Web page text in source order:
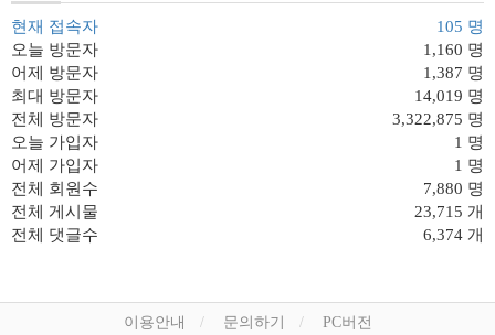
현재 접속자
105 명
오늘 방문자
1,160 명
어제 방문자
1,387 명
최대 방문자
14,019 명
전체 방문자
3,322,875 명
오늘 가입자
1 명
어제 가입자
1 명
전체 회원수
7,880 명
전체 게시물
23,715 개
전체 댓글수
6,374 개
이용안내 문의하기 PC버전